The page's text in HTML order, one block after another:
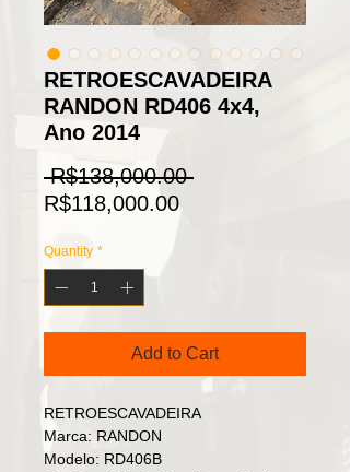
RETROESCAVADEIRA
RANDON RD406 4x4,
Ano 2014
R$138,000.00 Regular
R$118,000.00Sale
Quantity *
Add to Cart
RETROESCAVADEIRA
Marca: RANDON
Modelo: RD406B